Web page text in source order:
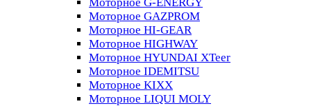
Моторное GAZPROM
Моторное HI-GEAR
Моторное HIGHWAY
Моторное HYUNDAI XTeer
Моторное IDEMITSU
Моторное KIXX
Моторное LIQUI MOLY